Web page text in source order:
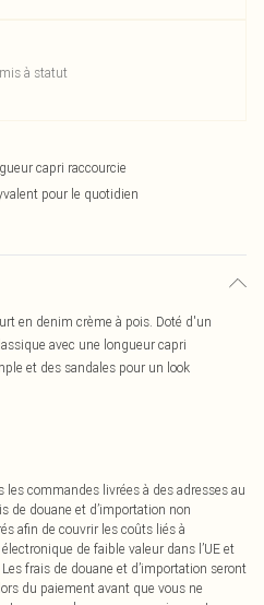
à statut
capri raccourcie
pour le quotidien
en denim crème à pois. Doté d'un
avec une longueur capri
et des sandales pour un look
commandes livrées à des adresses au
de douane et d’importation non
afin de couvrir les coûts liés à
de faible valeur dans l’UE et
frais de douane et d’importation seront
du paiement avant que vous ne